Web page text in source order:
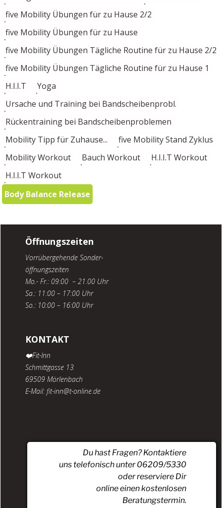
five Mobility Übungen für zu Hause 2/2
five Mobility Übungen für zu Hause
five Mobility Übungen Tägliche Routine für zu Hause 2/2
five Mobility Übungen Tägliche Routine für zu Hause 1
H.I.I.T
Yoga
Ursache und Training bei Bandscheibenprobl.
Rückentraining bei Bandscheibenproblemen
Mobility Tipp für Zuhause...
five Mobility Stand Zyklus
Mobility Workout
Bauch Workout
H.I.I.T Workout
H.I.I.T Workout
Body Balance Release
Öffnungszeiten
Vorrübergehende Sonder-
öffnungszeiten
Mo.- Fr.: 09:00 – 21.00 Uhr
Sa.: 11:00 – 17:00 Uhr
So.: 10:00 – 16:00 Uhr
KONTAKT
❤️Fit-Inn
Schmittgasse 13
69509 Mörlenbach
E-Mail: fit-inn@t-online.de
Du hast Fragen? Kontaktiere
uns telefonisch unter 06209/5330
oder reserviere Dir
online einen kostenlosen
Beratungstermin.